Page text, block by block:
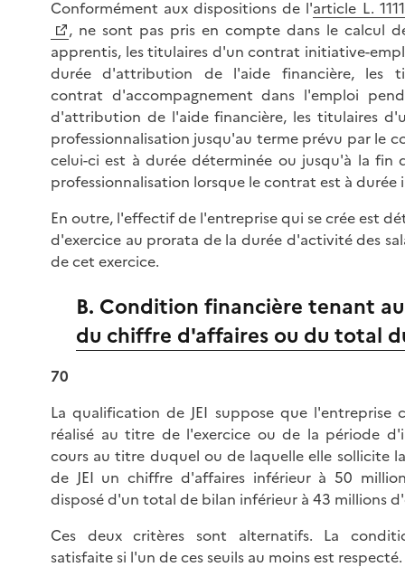
Conformément aux dispositions de l'article L.
, ne sont pas pris en compte dans le calcul
apprentis, les titulaires d'un contrat initiative-
durée d'attribution de l'aide financière, les
contrat d'accompagnement dans l'emploi
d'attribution de l'aide financière, les titulaires
professionnalisation jusqu'au terme prévu par le
celui-ci est à durée déterminée ou jusqu'à la fin
professionnalisation lorsque le contrat est à durée
En outre, l'effectif de l'entreprise qui se crée est
d'exercice au prorata de la durée d'activité des
de cet exercice.
B. Condition financière tenant
du chiffre d'affaires ou du total
70
La qualification de JEI suppose que l'entreprise
réalisé au titre de l'exercice ou de la période
cours au titre duquel ou de laquelle elle sollicite
de JEI un chiffre d'affaires inférieur à 50
disposé d'un total de bilan inférieur à 43 millions
Ces deux critères sont alternatifs. La
satisfaite si l'un de ces seuils au moins est respecté.